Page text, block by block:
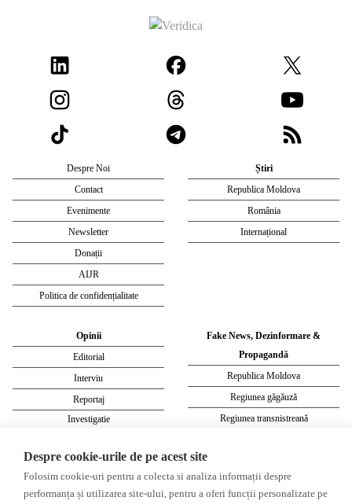
Despre Noi
Contact
Evenimente
Newsletter
Donații
AIJR
Politica de confidențialitate
Știri
Republica Moldova
România
Internațional
Opinii
Editorial
Interviu
Reportaj
Investigatie
Fake News, Dezinformare &
Propagandă
Republica Moldova
Regiunea găgăuză
Regiunea transnistreană
Monitor media
Multimedia
Despre cookie-urile de pe acest site
Folosim cookie-uri pentru a colecta si analiza informații despre
performanța și utilizarea site-ului, pentru a oferi funcții personalizate pe